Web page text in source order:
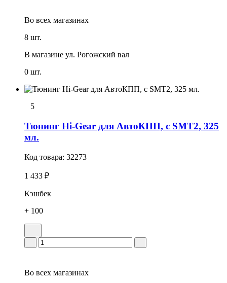
Во всех магазинах
8 шт.
В магазине ул. Рогожский вал
0 шт.
5
Тюнинг Hi-Gear для АвтоКПП, с SMT2, 325
мл.
Код товара: 32273
1 433 ₽
Кэшбек
+ 100
Во всех магазинах